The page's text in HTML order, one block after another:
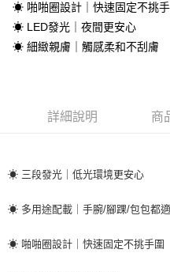
【關於「AFTEE先享後付」】
AFTEE先享後付是「在收到商品之
便利好安心！
１．簡單：不需註冊會員、不需綁卡
１．於結帳方式選擇「AFTEE先享
ATM／網路銀行／等多元方式進行
購買商品的店家。未經商家同意取
是否繳費成功／繳費後需取消欲退
貨到付款
全家取貨付款
7-11取貨付款
☀ 啪啪圈設計｜快速固定不挑
☀ LED發光｜夜間更安心
☀ 細緻親膚｜觸感柔和不刮膚
詳細說明 商
☀ 三段發光｜低光環境更安心
☀ 多用途配載｜手腕/腳踝/包包都
☀ 啪啪圈設計｜快速固定不挑手圍